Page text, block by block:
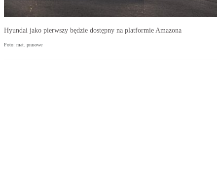
Hyundai jako pierwszy będzie dostępny na platformie Amazona
Foto: mat. prasowe